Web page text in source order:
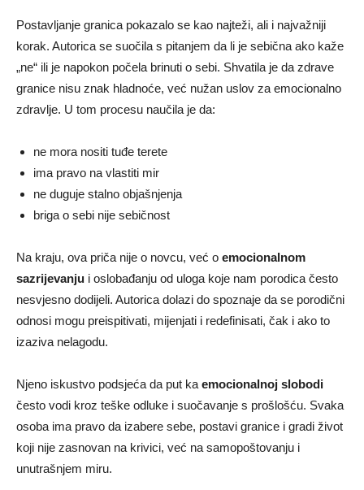
Postavljanje granica pokazalo se kao najteži, ali i najvažniji
korak. Autorica se suočila s pitanjem da li je sebična ako kaže
„ne“ ili je napokon počela brinuti o sebi. Shvatila je da zdrave
granice nisu znak hladnoće, već nužan uslov za emocionalno
zdravlje. U tom procesu naučila je da:
ne mora nositi tuđe terete
ima pravo na vlastiti mir
ne duguje stalno objašnjenja
briga o sebi nije sebičnost
Na kraju, ova priča nije o novcu, već o emocionalnom
sazrijevanju i oslobađanju od uloga koje nam porodica često
nesvjesno dodijeli. Autorica dolazi do spoznaje da se porodični
odnosi mogu preispitivati, mijenjati i redefinisati, čak i ako to
izaziva nelagodu.
Njeno iskustvo podsjeća da put ka emocionalnoj slobodi
često vodi kroz teške odluke i suočavanje s prošlošću. Svaka
osoba ima pravo da izabere sebe, postavi granice i gradi život
koji nije zasnovan na krivici, već na samopoštovanju i
unutrašnjem miru.